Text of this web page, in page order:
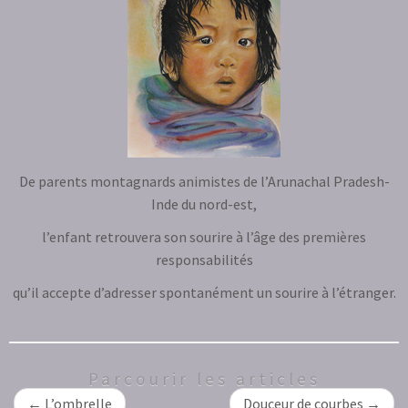
De parents montagnards animistes de l’Arunachal Pradesh-
Inde du nord-est,
l’enfant retrouvera son sourire à l’âge des premières
responsabilités
qu’il accepte d’adresser spontanément un sourire à l’étranger.
Parcourir les articles
← L’ombrelle Douceur de courbes →